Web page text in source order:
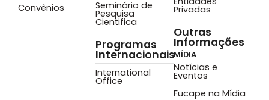
Convênios
Seminário de
Pesquisa
Cientifica
Programas
Internacionais
International
Office
Privadas
Outras
Informações
MÍDIA
Notícias e
Eventos
Fucape na Mídia